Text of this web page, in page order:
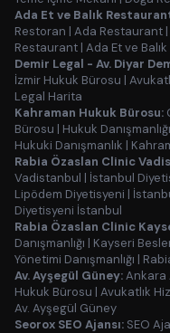
Ada Et ve Balık
Restoran | Ada Restaurant |
Restaurant | Ada Et ve
Demir Legal - Av. Diyar
İzmir Hukuk Bürosu |
Legal Harita
Kahraman Hukuk Bürosu:
Bürosu | Hukuk Danışmanlığı
Hukuki Danışmanlık |
Rabia Özaslan Clinic
Vadistanbul | İstanbul
Lipödem Diyetisyeni |
Diyetisyeni İstanbul
Rabia Özaslan Clinic
Danışmanlığı | Kayseri
Yönetimi Danışmanlığı |
Av. Ayşegül Güney:Ankara
Hukuk Bürosu | Avukatlık
Av. Ayşegül Güney
Seorox SEO Ajansı: SEO